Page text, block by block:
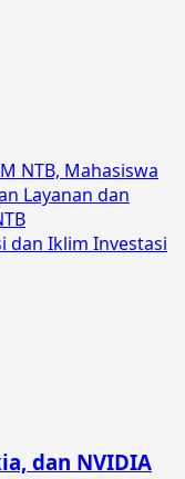
NTB, Mahasiswa
Layanan dan
dan Iklim Investasi
dan NVIDIA